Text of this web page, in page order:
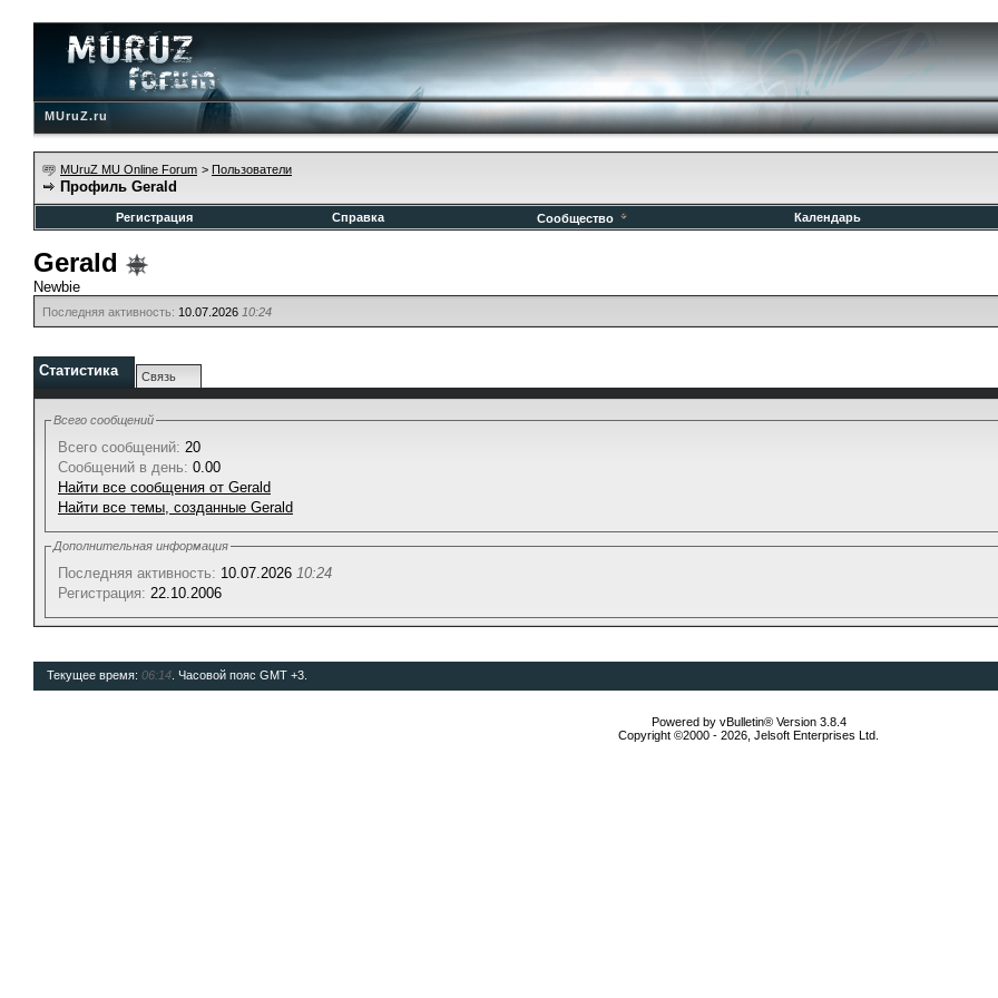
MUruZ.ru
MUruZ MU Online Forum > Пользователи
Профиль Gerald
Регистрация
Справка Сообщество Календарь
Gerald
Newbie
Последняя активность: 10.07.2026 10:24
Статистика Связь
Всего сообщений
Всего сообщений: 20
Сообщений в день: 0.00
Найти все сообщения от Gerald
Найти все темы, созданные Gerald
Дополнительная информация
Последняя активность: 10.07.2026 10:24
Регистрация: 22.10.2006
Текущее время: 06:14 . Часовой пояс GMT +3.
Powered by vBulletin® Version 3.8.4
Copyright ©2000 - 2026, Jelsoft Enterprises Ltd.